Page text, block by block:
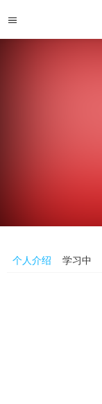
个人介绍 学习中